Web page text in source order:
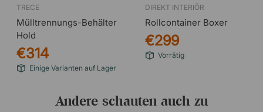
TRECE
Mülltrennungs-Behälter
Hold
€314
Einige Varianten auf Lager
DIREKT INTERIÖR
Rollcontainer Boxer
€299
Vorrätig
Andere schauten auch zu